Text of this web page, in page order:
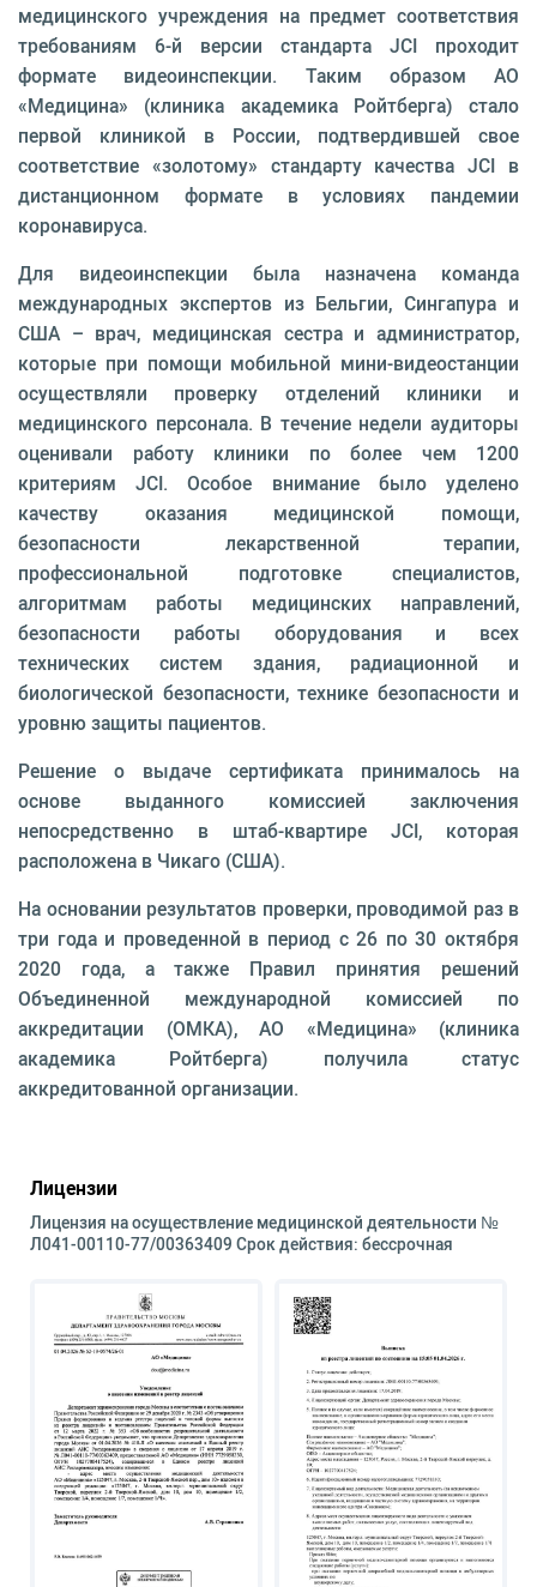
медицинского учреждения на предмет соответствия
требованиям 6-й версии стандарта JCI проходит
формате видеоинспекции. Таким образом АО
«Медицина» (клиника академика Ройтберга) стало
первой клиникой в России, подтвердившей свое
соответствие «золотому» стандарту качества JCI в
дистанционном формате в условиях пандемии
коронавируса.
Для видеоинспекции была назначена команда
международных экспертов из Бельгии, Сингапура и
США – врач, медицинская сестра и администратор,
которые при помощи мобильной мини-видеостанции
осуществляли проверку отделений клиники и
медицинского персонала. В течение недели аудиторы
оценивали работу клиники по более чем 1200
критериям JCI. Особое внимание было уделено
качеству оказания медицинской помощи,
безопасности лекарственной терапии,
профессиональной подготовке специалистов,
алгоритмам работы медицинских направлений,
безопасности работы оборудования и всех
технических систем здания, радиационной и
биологической безопасности, технике безопасности и
уровню защиты пациентов.
Решение о выдаче сертификата принималось на
основе выданного комиссией заключения
непосредственно в штаб-квартире JCI, которая
расположена в Чикаго (США).
На основании результатов проверки, проводимой раз в
три года и проведенной в период с 26 по 30 октября
2020 года, а также Правил принятия решений
Объединенной международной комиссией по
аккредитации (ОМКА), АО «Медицина» (клиника
академика Ройтберга) получила статус
аккредитованной организации.
Лицензии
Лицензия на осуществление медицинской деятельности №
Л041-00110-77/00363409 Срок действия: бессрочная